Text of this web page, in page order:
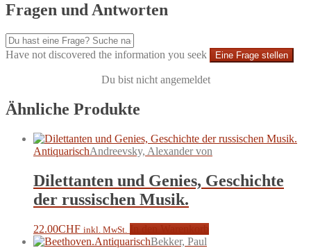
Fragen und Antworten
Have not discovered the information you seek Eine Frage stellen
Du bist nicht angemeldet
Ähnliche Produkte
AntiquarischAndreevsky, Alexander von
Dilettanten und Genies, Geschichte
der russischen Musik.
22.00CHF inkl. MwSt.
AntiquarischBekker, Paul